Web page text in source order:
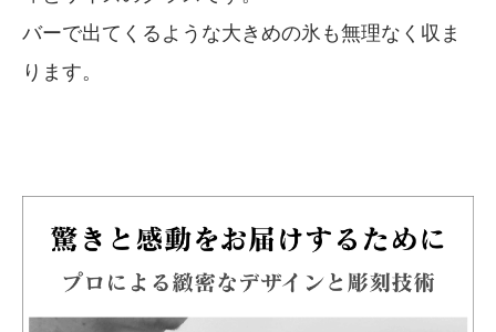
バーで出てくるような大きめの氷も無理なく収ま
ります。